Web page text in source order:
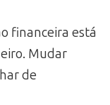
financeira está
Mudar
de